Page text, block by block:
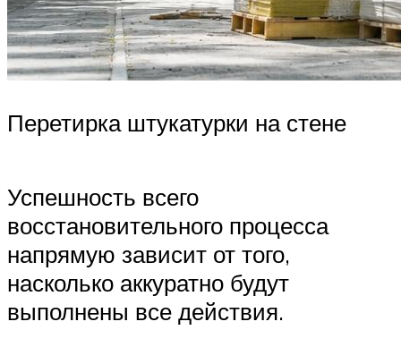
Перетирка штукатурки на стене
Успешность всего
восстановительного процесса
напрямую зависит от того,
насколько аккуратно будут
выполнены все действия.